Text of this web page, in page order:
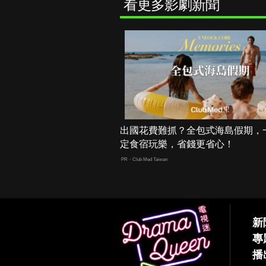
看更多影劇新聞
出國花費難抓？全包式海島假期，
定食宿玩樂，省錢更省心！
PR・Club Med Taiwan
新
專
播